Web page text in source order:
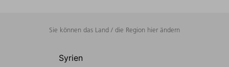
Sie können das Land / die Region hier ändern